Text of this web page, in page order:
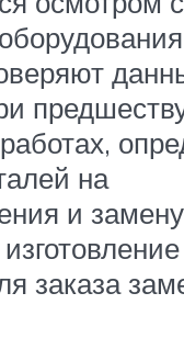
на
и
заказа